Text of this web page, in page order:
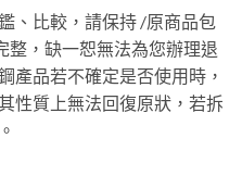
、比較，請保持 /原商品包
，缺一恕無法為您辦理退
產品若不確定是否使用時，
性質上無法回復原狀，若拆